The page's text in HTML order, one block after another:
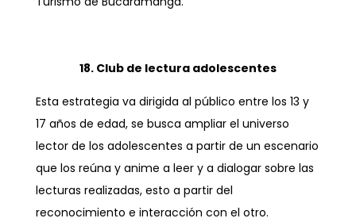
18. Club de lectura adolescentes
Esta estrategia va dirigida al público entre los 13 y
17 años de edad, se busca ampliar el universo
lector de los adolescentes a partir de un escenario
que los reúna y anime a leer y a dialogar sobre las
lecturas realizadas, esto a partir del
reconocimiento e interacción con el otro.